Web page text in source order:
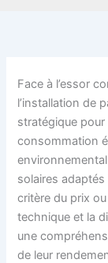
Face à l’essor
l’installation de
stratégique
consommation
solaires
critère du prix
technique et la
une
de leur